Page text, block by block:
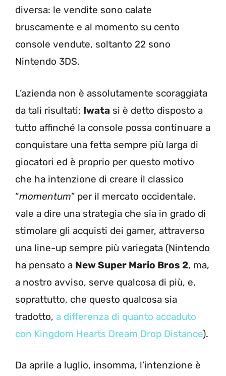
diversa: le vendite sono calate
bruscamente e al momento su cento
console vendute, soltanto 22 sono
Nintendo 3DS.
L’azienda non è assolutamente scoraggiata
da tali risultati: Iwata si è detto disposto a
tutto affinché la console possa continuare a
conquistare una fetta sempre più larga di
giocatori ed è proprio per questo motivo
che ha intenzione di creare il classico
“momentum” per il mercato occidentale,
vale a dire una strategia che sia in grado di
stimolare gli acquisti dei gamer, attraverso
una line-up sempre più variegata (Nintendo
ha pensato a New Super Mario Bros 2, ma,
a nostro avviso, serve qualcosa di più, e,
soprattutto, che questo qualcosa sia
tradotto, a differenza di quanto accaduto
con Kingdom Hearts Dream Drop Distance).
Da aprile a luglio, insomma, l’intenzione è